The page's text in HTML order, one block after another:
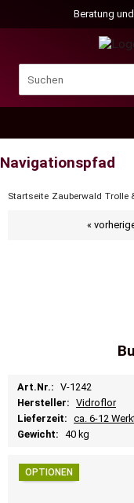
Beratung
Navigationspfad
Startseite Zauberwald Trolle
«
Art.Nr.: V-1242
Hersteller: Vidroflor
Lieferzeit: ca. 6-12
Gewicht: 40 kg
OPTIONEN